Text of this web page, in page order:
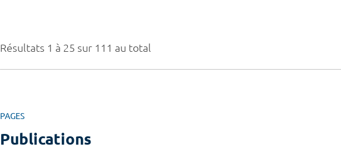
Résultats 1 à 25 sur 111 au total
PAGES
Publications